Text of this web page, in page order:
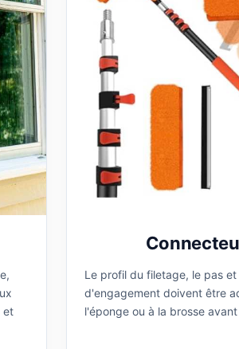
et
Le profil du filetage, le pas
d'engagement doivent être
l'éponge ou à la brosse